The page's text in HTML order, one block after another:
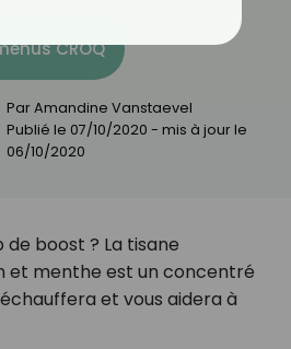
CROQ
ParAmandine Vanstaevel
Publié le 07/10/2020 - mis à jour le
06/10/2020
boost ? La tisane
et menthe est un concentré
et vous aidera à